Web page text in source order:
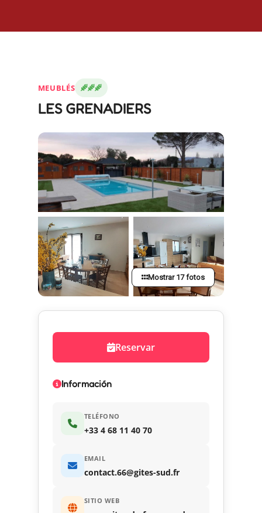
MEUBLÉS
LES GRENADIERS
Mostrar 17 fotos
Reservar
Información
TELÉFONO
+33 4 68 11 40 70
EMAIL
contact.66@gites-sud.fr
SITIO WEB